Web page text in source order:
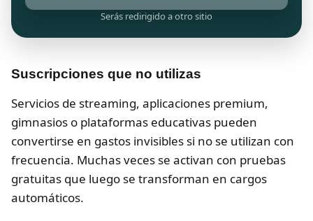
Serás redirigido a otro sitio
Suscripciones que no utilizas
Servicios de streaming, aplicaciones premium,
gimnasios o plataformas educativas pueden
convertirse en gastos invisibles si no se utilizan con
frecuencia. Muchas veces se activan con pruebas
gratuitas que luego se transforman en cargos
automáticos.